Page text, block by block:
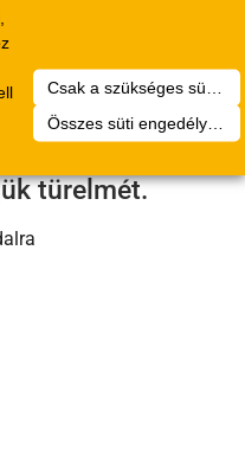
Összes süti engedélyezése
hiba történt.
hamarosan
türelmét.